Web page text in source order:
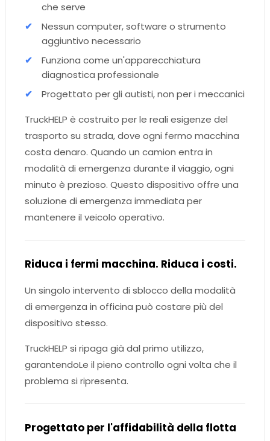
che serve
Nessun computer, software o strumento
aggiuntivo necessario
Funziona come un'apparecchiatura
diagnostica professionale
Progettato per gli autisti, non per i meccanici
TruckHELP è costruito per le reali esigenze del
trasporto su strada, dove ogni fermo macchina
costa denaro. Quando un camion entra in
modalità di emergenza durante il viaggio, ogni
minuto è prezioso. Questo dispositivo offre una
soluzione di emergenza immediata per
mantenere il veicolo operativo.
Riduca i fermi macchina. Riduca i costi.
Un singolo intervento di sblocco della modalità
di emergenza in officina può costare più del
dispositivo stesso.
TruckHELP si ripaga già dal primo utilizzo,
garantendoLe il pieno controllo ogni volta che il
problema si ripresenta.
Progettato per l'affidabilità della flotta